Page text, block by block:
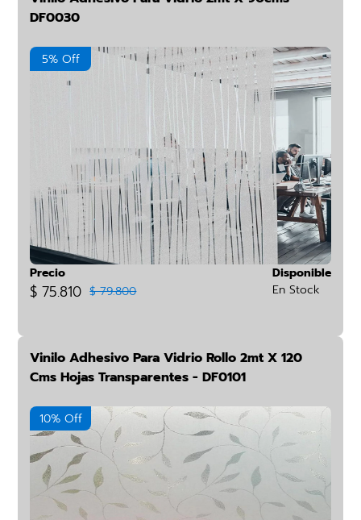
DF0030
5% Off
Precio
$ 75.810 $ 79.800
Disponible
En Stock
Vinilo Adhesivo Para Vidrio Rollo 2mt X 120
Cms Hojas Transparentes - DF0101
10% Off